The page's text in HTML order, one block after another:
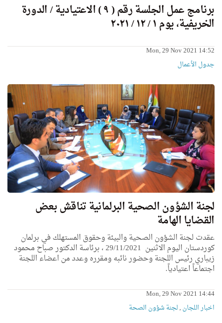
برنامج عمل الجلسة رقم ( ٩ ) الاعتيادية / الدورة
الخريفية، يوم ١ / ١٢ / ٢٠٢١
Mon, 29 Nov 2021 14:52
جدول الأعمال
لجنة الشؤون الصحية البرلمانية تناقش بعض
القضايا الهامة
عقدت لجنة الشؤون الصحية والبيئة وحقوق المستهلك في برلمان
كوردستان اليوم الاثنين 29/11/2021 ، برئاسة الدكتور صباح محمود
زيباري رئيس اللجنة وحضور نائبه ومقرره وعدد من اعضاء اللجنة
اجتماعاً اعتيادياً.
Mon, 29 Nov 2021 14:44
اخبار اللجان,لجنة شؤون الصحة